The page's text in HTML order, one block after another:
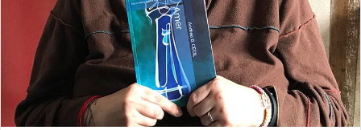
o
X
r
u
n
c
o
u
r